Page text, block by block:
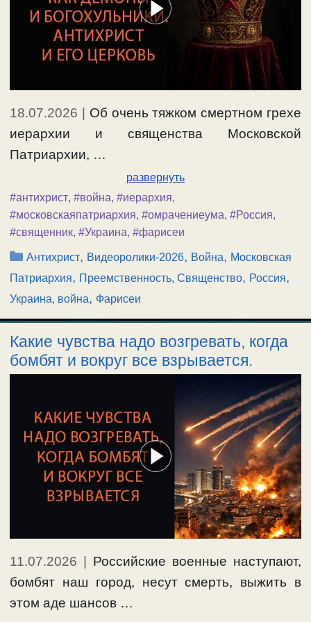
18.07.2026
Об очень тяжком смертном грехе
иерархии и священства Московской
Патриархии, …
развернуть
#антихрист, #война, #иерархия,
#московскаяпатриархия, #омрачениеума, #Россия,
#священник, #Украина, #фарисеи
Рубрики
Антихрист, Видеоролики-2026, Война, Московская
Патриархия, Преемственность, Священство, Россия,
Украина, война, Фарисеи
Какие чувства надо возгревать, когда
бомбят и вокруг все взрывается.
11.07.2026
Российские военные наступают,
бомбят наш город, несут смерть, выжить в
этом аде шансов …